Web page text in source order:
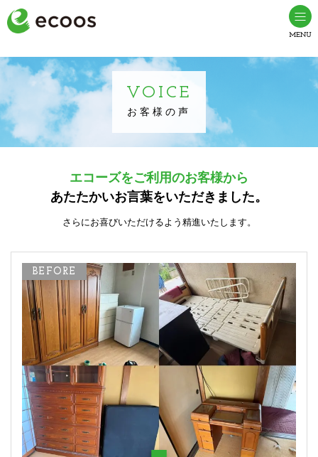
VOICE
お客様の声
エコーズをご利用のお客様から
あたたかいお言葉をいただきました。
さらにお喜びいただけるよう精進いたします。
BEFORE